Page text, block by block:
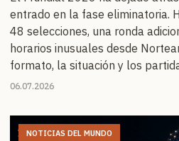
entrado en la fase eliminatoria.
48 selecciones, una ronda
horarios inusuales desde
formato, la situación y los
06.07.2026
NOTICIAS DEL MUNDO